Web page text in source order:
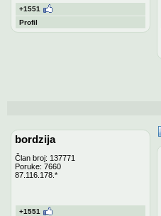
+1551
Profil
bordzija
Član broj: 137771
Poruke: 7660
87.116.178.*
+1551